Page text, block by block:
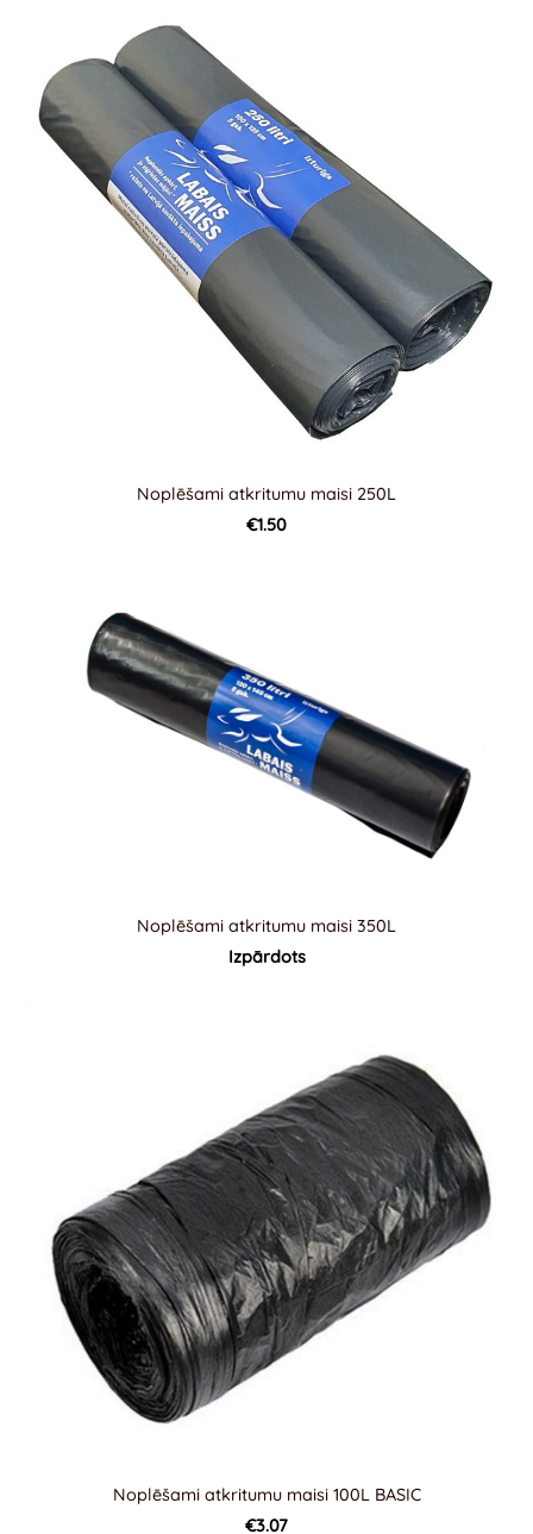
Noplēšami atkritumu maisi 250L
€1.50
Noplēšami atkritumu maisi 350L
Izpārdots
Noplēšami atkritumu maisi 100L BASIC
€3.07